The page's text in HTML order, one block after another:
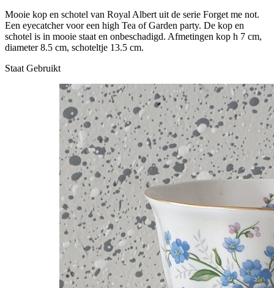
Mooie kop en schotel van Royal Albert uit de serie Forget me not.
Een eyecatcher voor een high Tea of Garden party. De kop en
schotel is in mooie staat en onbeschadigd. Afmetingen kop h 7 cm,
diameter 8.5 cm, schoteltje 13.5 cm.
StaatGebruikt